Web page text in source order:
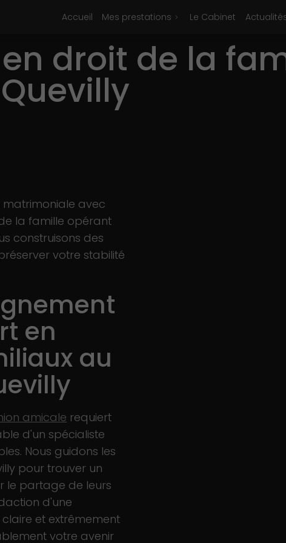
Accueil Mes prestations Le Cabinet
droit de la
matrimoniale avec
la famille opérant
construisons des
votre stabilité
en
au
amicale requiert
d'un spécialiste
Nous guidons les
pour trouver un
le partage de leurs
d'une
et extrêmement
votre avenir